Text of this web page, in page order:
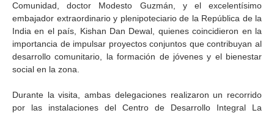
Comunidad, doctor Modesto Guzmán, y el excelentísimo
embajador extraordinario y plenipoteciario de la República de la
India en el país, Kishan Dan Dewal, quienes coincidieron en la
importancia de impulsar proyectos conjuntos que contribuyan al
desarrollo comunitario, la formación de jóvenes y el bienestar
social en la zona.
Durante la visita, ambas delegaciones realizaron un recorrido
por las instalaciones del Centro de Desarrollo Integral La